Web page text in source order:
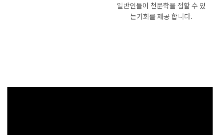
일반인들이 천문학을 접할 수 있
는기회를 제공 합니다.